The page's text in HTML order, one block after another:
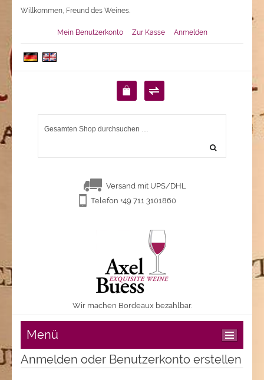
Willkommen, Freund des Weines.
Mein Benutzerkonto Zur Kasse Anmelden
Versand mit UPS/DHL
Telefon +49 711 3101860
Wir machen Bordeaux bezahlbar.
Menü
Anmelden oder Benutzerkonto erstellen